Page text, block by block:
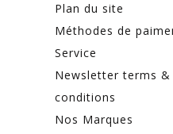
Plan du site
Méthodes de
Service
Newsletter terms &
conditions
Nos Marques